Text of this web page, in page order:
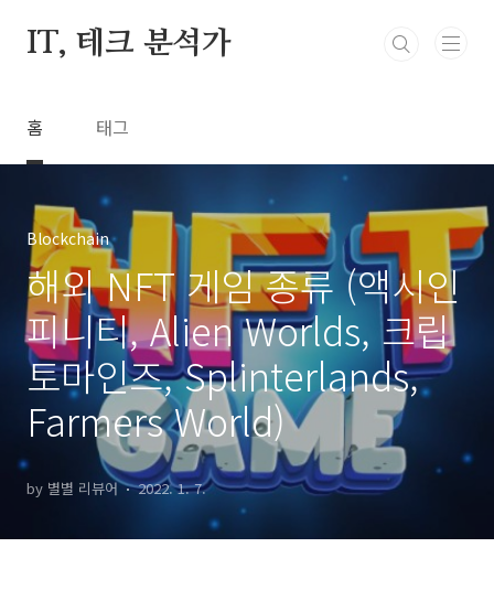
IT, 테크 분석가
홈 태그
Blockchain
해외 NFT 게임 종류 (액시인
피니티, Alien Worlds, 크립
토마인즈, Splinterlands,
Farmers World)
by 별별 리뷰어 2022. 1. 7.